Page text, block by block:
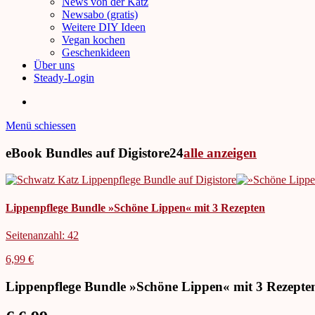
Newsabo (gratis)
Weitere DIY Ideen
Vegan kochen
Geschenkideen
Über uns
Steady-Login
Menü schiessen
eBook Bundles auf Digistore24alle anzeigen
Lippenpflege Bundle »Schöne Lippen« mit 3 Rezepten
Seitenanzahl: 42
6,99 €
Lippenpflege Bundle »Schöne Lippen« mit 3